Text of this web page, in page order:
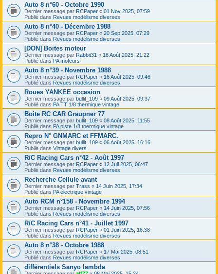
Auto 8 n°60 - Octobre 1990
Dernier message par RCPaper « 01 Nov 2025, 07:59
Publié dans Revues modélisme diverses
Auto 8 n°40 - Décembre 1988
Dernier message par RCPaper « 20 Sep 2025, 07:29
Publié dans Revues modélisme diverses
[DON] Boites moteur
Dernier message par Rabbit31 « 18 Août 2025, 21:22
Publié dans PA moteurs
Auto 8 n°39 - Novembre 1988
Dernier message par RCPaper « 16 Août 2025, 09:46
Publié dans Revues modélisme diverses
Roues YANKEE occasion
Dernier message par bullit_109 « 09 Août 2025, 09:37
Publié dans PA TT 1/8 thermique vintage
Boite RC CAR Graupner 77
Dernier message par bullit_109 « 08 Août 2025, 11:55
Publié dans PA piste 1/8 thermique vintage
Repro N° GNMARC et FFMARC.
Dernier message par bullit_109 « 06 Août 2025, 16:16
Publié dans Vintage divers
R/C Racing Cars n°42 - Août 1997
Dernier message par RCPaper « 12 Juil 2025, 06:47
Publié dans Revues modélisme diverses
Recherche Cellule avant
Dernier message par Trass « 14 Juin 2025, 17:34
Publié dans PA électrique vintage
Auto RCM n°158 - Novembre 1994
Dernier message par RCPaper « 14 Juin 2025, 07:56
Publié dans Revues modélisme diverses
R/C Racing Cars n°41 - Juillet 1997
Dernier message par RCPaper « 01 Juin 2025, 16:38
Publié dans Revues modélisme diverses
Auto 8 n°38 - Octobre 1988
Dernier message par RCPaper « 17 Mai 2025, 08:51
Publié dans Revues modélisme diverses
différentiels Sanyo lambda